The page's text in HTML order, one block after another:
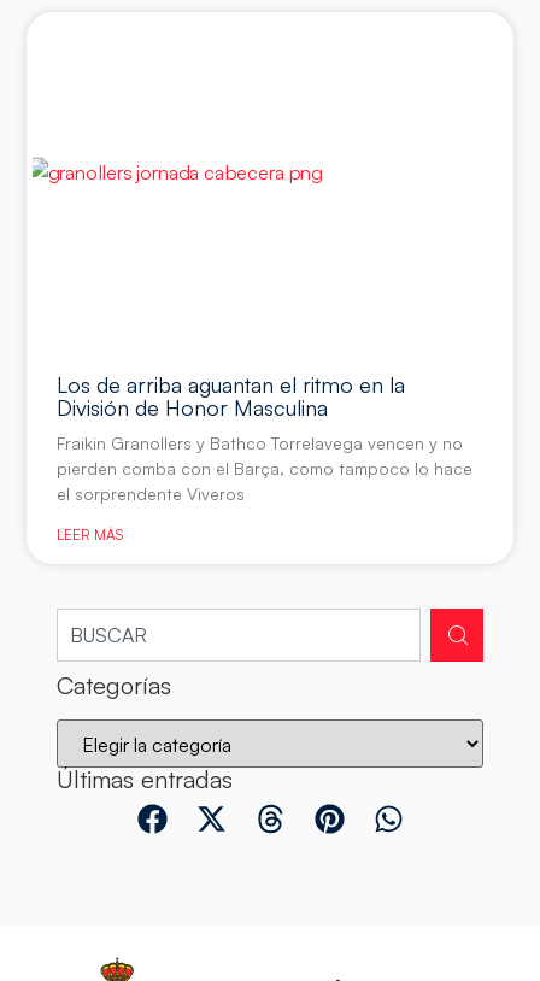
Los de arriba aguantan el ritmo en la
División de Honor Masculina
Fraikin Granollers y Bathco Torrelavega vencen y no
pierden comba con el Barça, como tampoco lo hace
el sorprendente Viveros
LEER MÁS
Categorías
Últimas entradas